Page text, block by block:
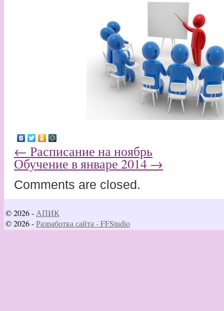
← Расписание на ноябрь
Обучение в январе 2014→
Comments are closed.
© 2026 - АПИК
© 2026 -Разработка сайта - FFStudio